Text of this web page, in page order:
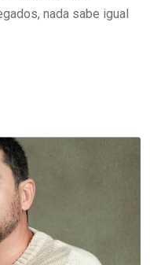
nada sabe igual